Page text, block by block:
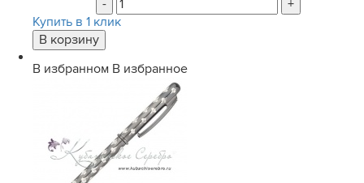
-
+
Купить в 1 клик
В избранном В избранное